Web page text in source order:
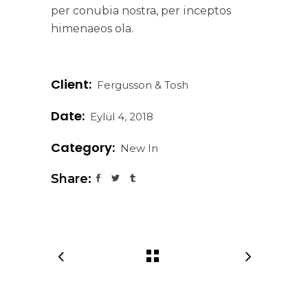
per conubia nostra, per inceptos
himenaeos ola.
Client: Fergusson & Tosh
Date: Eylül 4, 2018
Category: New In
Share: